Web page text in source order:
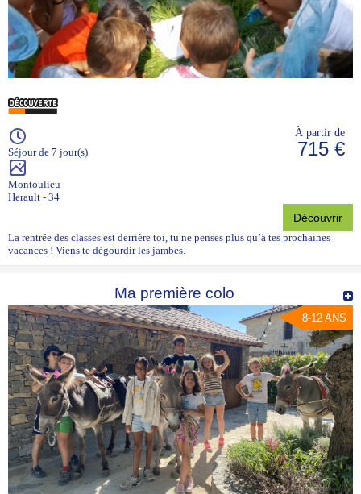
Séjour de 7 jour(s)
Montoulieu
Herault - 34
À partir de
715 €
Découvrir
La rentrée des classes est derrière toi, tu ne penses plus qu’à tes prochaines
vacances ! Viens te dégourdir les jambes.
Ma première colo
8-12 ANS